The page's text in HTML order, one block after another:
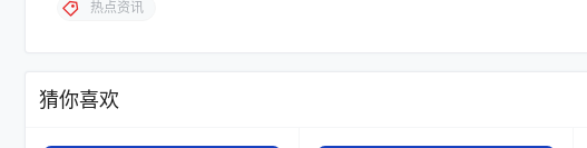
热点资讯
猜你喜欢